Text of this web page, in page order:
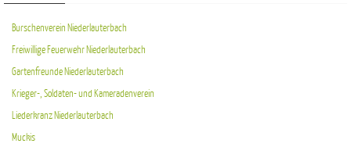
Burschenverein Niederlauterbach
Freiwillige Feuerwehr Niederlauterbach
Gartenfreunde Niederlauterbach
Krieger-, Soldaten- und Kameradenverein
Liederkranz Niederlauterbach
Muckis